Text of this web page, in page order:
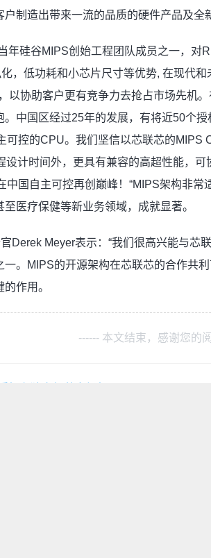
制造出带来一流的品质的硬件产品及全
年硅谷MIPS创始工程团队成员之一，对
，低功耗和小芯片尺寸等优势, 在现代
以协助客户更有竞争力去抢占市场先机
中国区经过25年的发展，有将近50个
可控的CPU。我们坚信以芯联芯的MIPS
设计时间外，更具有兼容的高超性能，
中国自主可控再创巅峰！“MIPS架构非
医疗保健等新业务领域，成就显著。
Derek Meyer表示：“我们很高兴能与芯
一。MIPS的开源架构在芯联芯的合作共
作用。
------ 本文结束，感谢您的